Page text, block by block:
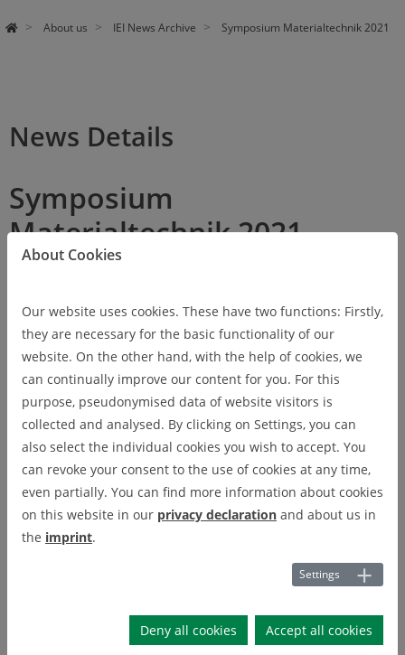
About us IEI News Archive Symposium Materialtechnik 2021
News Details
Symposium
Materialtechnik 2021
Am 25. Und 26. Februar 2021 fand am Clausthaler Zentrum für
Materialtechnik (CZM) das 4. „Symposium Materialtechnik“
statt, dieses Jahr in digitaler Form.
Trotz der besonderen äußeren Umstände war die Konferenz
ein voller Erfolg. Mit fast 200 Anmeldungen und über 80
wissenschaftlichen Beiträgen war sie so groß wie noch nie.
Auch das IEI war dabei! Gleich 2 unserer Forscher stellten vor
Fachpublikum ihre aktuellen Arbeiten vor und konnten die
Chance für Austausch und Networking nutzen. Unsere
Sensorkomponenten mittels direkter Laserlithografie“.
Mehr Infos zu seiner Forschung:Fertigung Polymerer
About Cookies
Our website uses cookies. These have two functions: Firstly,
they are necessary for the basic functionality of our
website. On the other hand, with the help of cookies, we
can continually improve our content for you. For this
purpose, pseudonymised data of website visitors is
collected and analysed. By clicking on Settings, you can
also select the individual cookies you wish to accept. You
can revoke your consent to the use of cookies at any time,
even partially. You can find more information about cookies
on this website in our privacy declaration and about us in
the imprint.
Settings
Deny all cookies Accept all cookies